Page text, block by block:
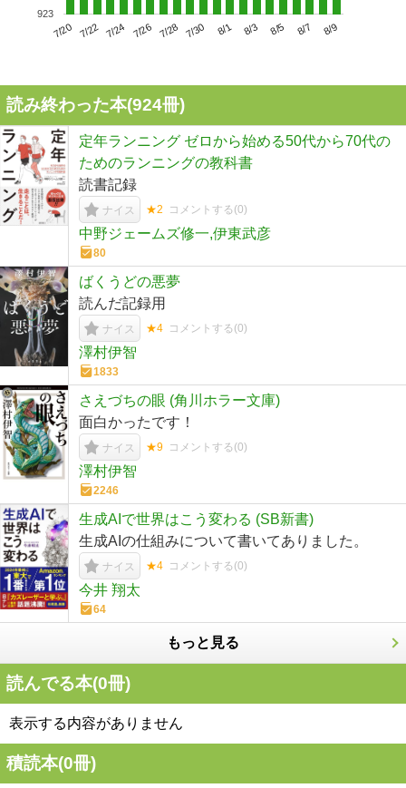
7/20 7/22 7/24 7/26 7/28 7/30 8/1 8/3 8/5 8/7 8/9
923
読み終わった本(924冊)
定年ランニング ゼロから始める50代から70代の
ためのランニングの教科書
読書記録
ナイス ★2 コメントする(0)
中野ジェームズ修一,伊東武彦
80
ばくうどの悪夢
読んだ記録用
ナイス ★4 コメントする(0)
澤村伊智
1833
さえづちの眼 (角川ホラー文庫)
面白かったです！
ナイス ★9 コメントする(0)
澤村伊智
2246
生成AIで世界はこう変わる (SB新書)
生成AIの仕組みについて書いてありました。
ナイス ★4 コメントする(0)
今井 翔太
64
もっと見る
読んでる本(0冊)
表示する内容がありません
積読本(0冊)